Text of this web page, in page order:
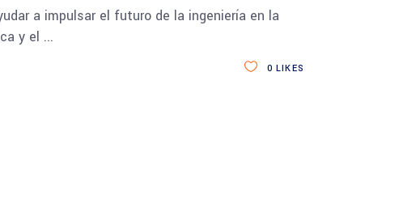
a impulsar el futuro de la ingeniería en la
y el
0 LIKES